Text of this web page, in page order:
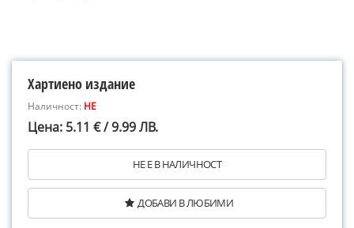
Хартиено издание
Наличност: НЕ
Цена: 5.11 € / 9.99 ЛВ.
НЕ Е В НАЛИЧНОСТ
ДОБАВИ В ЛЮБИМИ